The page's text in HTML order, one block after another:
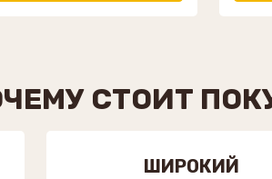
СТОИТ
ШИРОКИЙ